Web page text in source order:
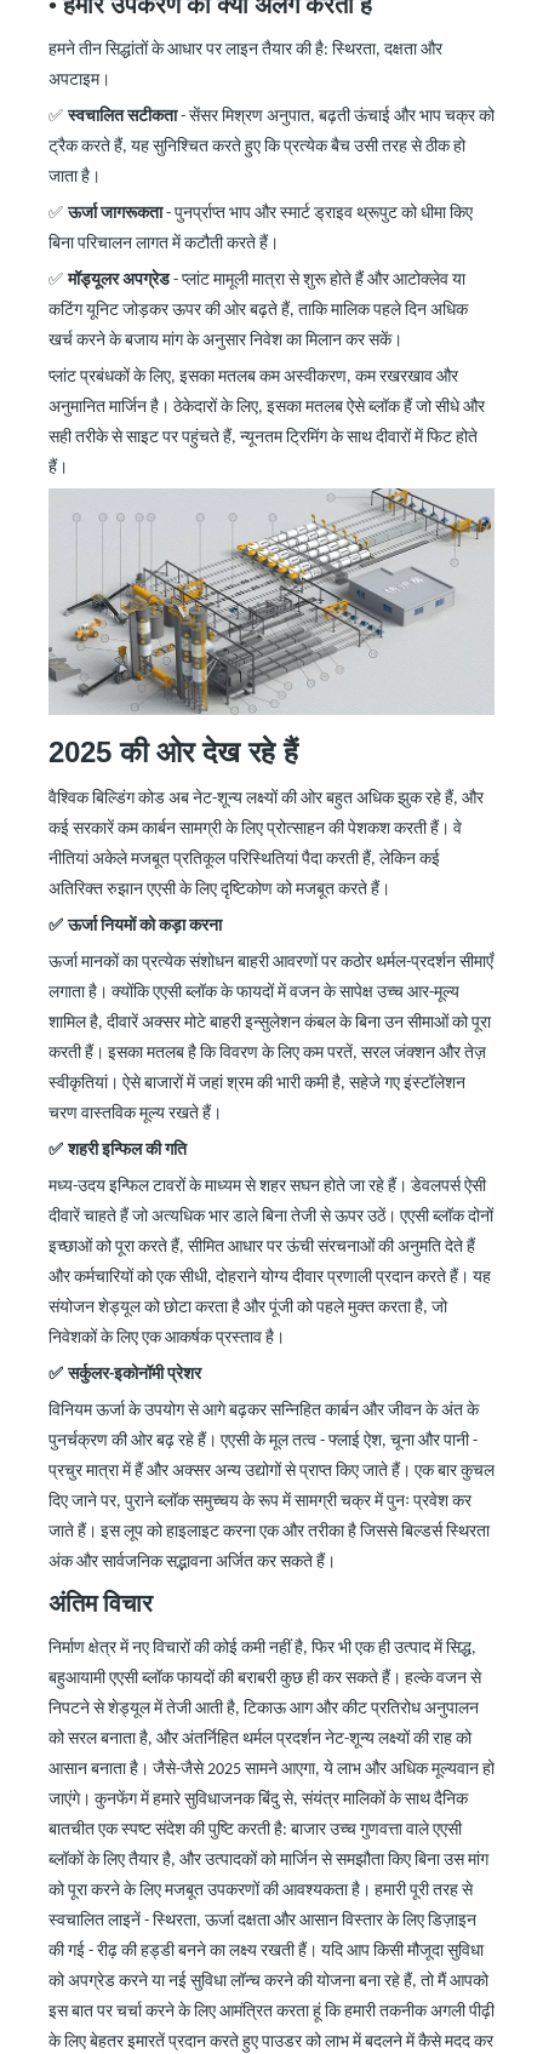
हमारे उपकरण को क्या अलग करता है
हमने तीन सिद्धांतों के आधार पर लाइन तैयार की है: स्थिरता, दक्षता और
अपटाइम।
✅स्वचालित सटीकता- सेंसर मिश्रण अनुपात, बढ़ती ऊंचाई और भाप चक्र को
ट्रैक करते हैं, यह सुनिश्चित करते हुए कि प्रत्येक बैच उसी तरह से ठीक हो
जाता है।
✅ऊर्जा जागरूकता- पुनर्प्राप्त भाप और स्मार्ट ड्राइव थ्रूपुट को धीमा किए
बिना परिचालन लागत में कटौती करते हैं।
✅मॉड्यूलर अपग्रेड- प्लांट मामूली मात्रा से शुरू होते हैं और आटोक्लेव या
कटिंग यूनिट जोड़कर ऊपर की ओर बढ़ते हैं, ताकि मालिक पहले दिन अधिक
खर्च करने के बजाय मांग के अनुसार निवेश का मिलान कर सकें।
प्लांट प्रबंधकों के लिए, इसका मतलब कम अस्वीकरण, कम रखरखाव और
अनुमानित मार्जिन है। ठेकेदारों के लिए, इसका मतलब ऐसे ब्लॉक हैं जो सीधे और
सही तरीके से साइट पर पहुंचते हैं, न्यूनतम ट्रिमिंग के साथ दीवारों में फिट होते
हैं।
2025 की ओर देख रहे हैं
वैश्विक बिल्डिंग कोड अब नेट-शून्य लक्ष्यों की ओर बहुत अधिक झुक रहे हैं, और
कई सरकारें कम कार्बन सामग्री के लिए प्रोत्साहन की पेशकश करती हैं। वे
नीतियां अकेले मजबूत प्रतिकूल परिस्थितियां पैदा करती हैं, लेकिन कई
अतिरिक्त रुझान एएसी के लिए दृष्टिकोण को मजबूत करते हैं।
✅ऊर्जा नियमों को कड़ा करना
ऊर्जा मानकों का प्रत्येक संशोधन बाहरी आवरणों पर कठोर थर्मल-प्रदर्शन सीमाएँ
लगाता है। क्योंकि एएसी ब्लॉक के फायदों में वजन के सापेक्ष उच्च आर-मूल्य
शामिल है, दीवारें अक्सर मोटे बाहरी इन्सुलेशन कंबल के बिना उन सीमाओं को पूरा
करती हैं। इसका मतलब है कि विवरण के लिए कम परतें, सरल जंक्शन और तेज़
स्वीकृतियां। ऐसे बाजारों में जहां श्रम की भारी कमी है, सहेजे गए इंस्टॉलेशन
चरण वास्तविक मूल्य रखते हैं।
✅शहरी इन्फिल की गति
मध्य-उदय इन्फिल टावरों के माध्यम से शहर सघन होते जा रहे हैं। डेवलपर्स ऐसी
दीवारें चाहते हैं जो अत्यधिक भार डाले बिना तेजी से ऊपर उठें। एएसी ब्लॉक दोनों
इच्छाओं को पूरा करते हैं, सीमित आधार पर ऊंची संरचनाओं की अनुमति देते हैं
और कर्मचारियों को एक सीधी, दोहराने योग्य दीवार प्रणाली प्रदान करते हैं। यह
संयोजन शेड्यूल को छोटा करता है और पूंजी को पहले मुक्त करता है, जो
निवेशकों के लिए एक आकर्षक प्रस्ताव है।
✅सर्कुलर-इकोनॉमी प्रेशर
विनियम ऊर्जा के उपयोग से आगे बढ़कर सन्निहित कार्बन और जीवन के अंत के
पुनर्चक्रण की ओर बढ़ रहे हैं। एएसी के मूल तत्व - फ्लाई ऐश, चूना और पानी-
प्रचुर मात्रा में हैं और अक्सर अन्य उद्योगों से प्राप्त किए जाते हैं। एक बार कुचल
दिए जाने पर, पुराने ब्लॉक समुच्चय के रूप में सामग्री चक्र में पुनः प्रवेश कर
जाते हैं। इस लूप को हाइलाइट करना एक और तरीका है जिससे बिल्डर्स स्थिरता
अंक और सार्वजनिक सद्भावना अर्जित कर सकते हैं।
अंतिम विचार
निर्माण क्षेत्र में नए विचारों की कोई कमी नहीं है, फिर भी एक ही उत्पाद में सिद्ध,
बहुआयामी एएसी ब्लॉक फायदों की बराबरी कुछ ही कर सकते हैं। हल्के वजन से
निपटने से शेड्यूल में तेजी आती है, टिकाऊ आग और कीट प्रतिरोध अनुपालन
को सरल बनाता है, और अंतर्निहित थर्मल प्रदर्शन नेट-शून्य लक्ष्यों की राह को
आसान बनाता है। जैसे-जैसे 2025 सामने आएगा, ये लाभ और अधिक मूल्यवान हो
जाएंगे। कुनफेंग में हमारे सुविधाजनक बिंदु से, संयंत्र मालिकों के साथ दैनिक
बातचीत एक स्पष्ट संदेश की पुष्टि करती है: बाजार उच्च गुणवत्ता वाले एएसी
ब्लॉकों के लिए तैयार है, और उत्पादकों को मार्जिन से समझौता किए बिना उस मांग
को पूरा करने के लिए मजबूत उपकरणों की आवश्यकता है। हमारी पूरी तरह से
स्वचालित लाइनें - स्थिरता, ऊर्जा दक्षता और आसान विस्तार के लिए डिज़ाइन
की गई - रीढ़ की हड्डी बनने का लक्ष्य रखती हैं। यदि आप किसी मौजूदा सुविधा
को अपग्रेड करने या नई सुविधा लॉन्च करने की योजना बना रहे हैं, तो मैं आपको
इस बात पर चर्चा करने के लिए आमंत्रित करता हूं कि हमारी तकनीक अगली पीढ़ी
के लिए बेहतर इमारतें प्रदान करते हुए पाउडर को लाभ में बदलने में कैसे मदद कर